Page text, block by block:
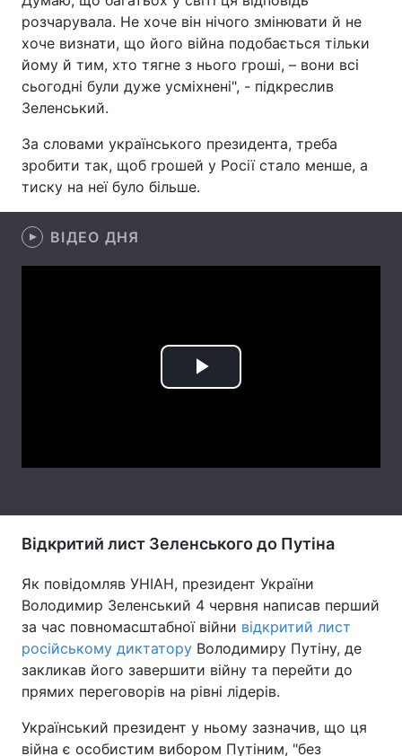
Зброя Інциденти
Здоров'я Туризм
Екологія Регіони
Відео з Youtube
Тема оформлення
розчарувала. Не хоче він нічого змінювати й не
хоче визнати, що його війна подобається тільки
йому й тим, хто тягне з нього гроші, – вони всі
сьогодні були дуже усміхнені", - підкреслив
Зеленський.
За словами українського президента, треба
зробити так, щоб грошей у Росії стало менше, а
тиску на неї було більше.
ВІДЕО ДНЯ
Play
Відкритий лист Зеленського до Путіна
Як повідомляв УНІАН, президент України
Володимир Зеленський 4 червня написав перший
за час повномасштабної війни відкритий лист
російському диктатору Володимиру Путіну, де
закликав його завершити війну та перейти до
прямих переговорів на рівні лідерів.
Український президент у ньому зазначив, що ця
війна є особистим вибором Путіним, "без